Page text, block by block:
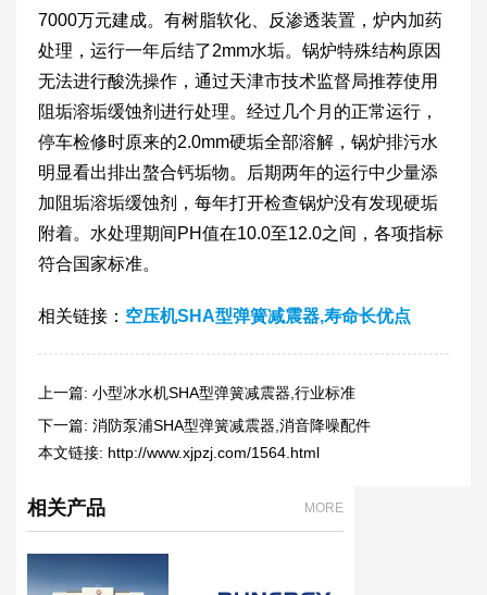
7000万元建成。有树脂软化、反渗透装置，炉内加药
处理，运行一年后结了2mm水垢。锅炉特殊结构原因
无法进行酸洗操作，通过天津市技术监督局推荐使用
阻垢溶垢缓蚀剂进行处理。经过几个月的正常运行，
停车检修时原来的2.0mm硬垢全部溶解，锅炉排污水
明显看出排出螯合钙垢物。后期两年的运行中少量添
加阻垢溶垢缓蚀剂，每年打开检查锅炉没有发现硬垢
附着。水处理期间PH值在10.0至12.0之间，各项指标
符合国家标准。
相关链接： 空压机SHA型弹簧减震器,寿命长优点
上一篇: 小型冰水机SHA型弹簧减震器,行业标准
下一篇: 消防泵浦SHA型弹簧减震器,消音降噪配件
本文链接: http://www.xjpzj.com/1564.html
相关产品 MORE